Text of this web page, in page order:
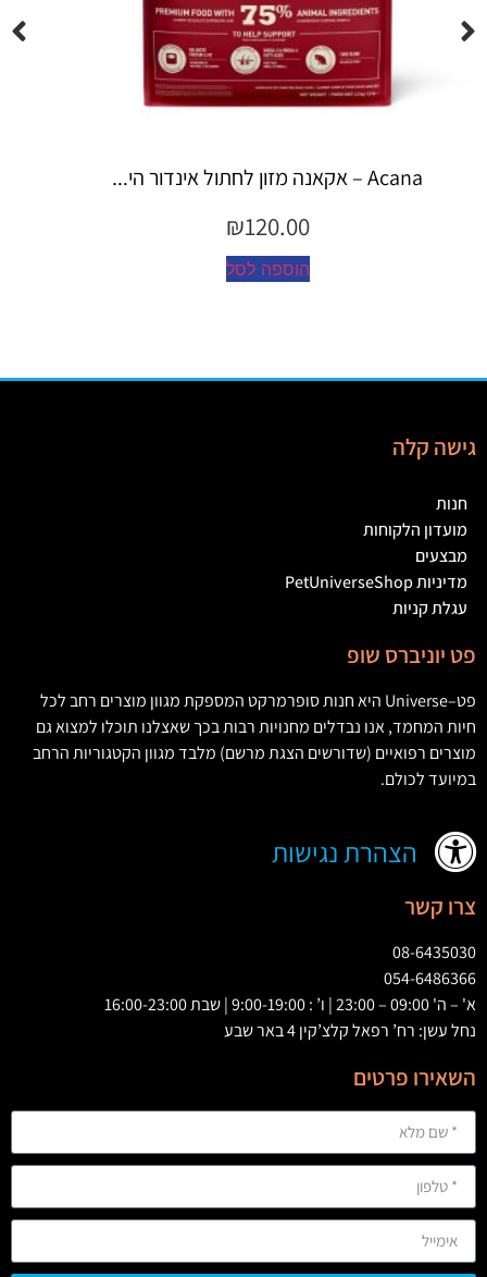
Espree – שמפו 355 מ"ל יערות ה...
45.00
הוספה לסל
גישה קלה
חנות
מועדון הלקוחות
מבצעים
מדיניות PetUniverseShop
עגלת קניות
פט יוניברס שופ
פט–
Universe היא חנות סופרמרקט המספקת מגוון מוצרים רחב לכל
חיות המחמד,אנו נבדלים מחנויות רבות בכך שאצלנו תוכלו למצוא גם
מוצרים רפואיים (שדורשים הצגת מרשם) מלבד מגוון הקטגוריות הרחב
במיועד לכולם.
הצהרת נגישות
צרו קשר
08-6435030
054-6486366
א' – ה' 09:00 – 23:00 | ו’ : 9:00-19:00 | שבת 16:00-23:00
נחל עשן: רח’ רפאל קלצ’קין 4 באר שבע
השאירו פרטים